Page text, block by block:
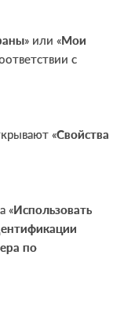
» или «Мои
с
«Свойства
«Использовать
по